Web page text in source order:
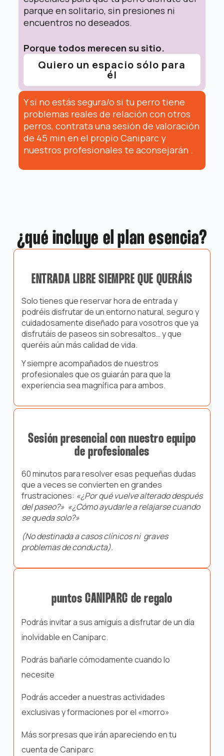
parque en solitario, sin presiones ni
encuentros no deseados.
Porque todos merecen su sitio.
Quiero un espacio sólo para
él
Y si no estás segura/o si tu perro tiene
problemas reales de relación con otros
perros, contrata una sesión de valoración
de 45 min en el propio Caniparc y
nuestros profesionales te aconsejarán .
¿qué incluye el plan esencia?
ENTRADA LIBRE SIEMPRE QUE QUERÁIS
Solo tienes que reservar hora de entrada y
podréis disfrutar de un entorno natural, seguro y
cuidadosamente diseñado para vosotros que ya
disfrutáis de paseos sin sobresaltos… y que
queréis aún más calidad de vida.
Y siempre acompañados de nuestros
profesionales que os guiarán para que la
experiencia sea magnífica para ambos.
Sesión presencial con nuestro equipo
de profesionales
60 minutos para resolver esas pequeñas dudas
que a veces se convierten en grandes
frustraciones: «¿Por qué vuelve alterado después
del paseo?» «¿Cómo ayudarle a relajarse cuando
se queda solo?»
(No destinada a casos clínicos ni graves
problemas de conducta).
puntos CANIPARC de regalo
Podrás invitar a sus amiguis a disfrutar de un día
inolvidable en Caniparc.
Podrás bañarle cómodamente cuando lo
necesite
Podrás acceder a nuestras actividades
exclusivas y formaciones por el «morro»
Más sorpresas que irán apareciendo en tu
cuenta de Caniparc